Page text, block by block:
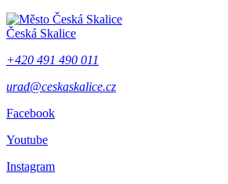
Česká Skalice
+420 491 490 011
urad@ceskaskalice.cz
Facebook
Youtube
Instagram